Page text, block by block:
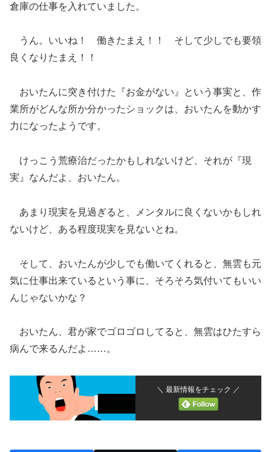
倉庫の仕事を入れていました。
うん。いいね！ 働きたまえ！！ そして少しでも要領
良くなりたまえ！！
おいたんに突き付けた『お金がない』という事実と、作
業所がどんな所か分かったショックは、おいたんを動かす
力になったようです。
けっこう荒療治だったかもしれないけど、それが『現
実』なんだよ、おいたん。
あまり現実を見過ぎると、メンタルに良くないかもしれ
ないけど、ある程度現実を見ないとね。
そして、おいたんが少しでも働いてくれると、無雲も元
気に仕事出来ているという事に、そろそろ気付いてもいい
んじゃないかな？
おいたん、君が家でゴロゴロしてると、無雲はひたすら
病んで来るんだよ……。
＼ 最新情報をチェック ／